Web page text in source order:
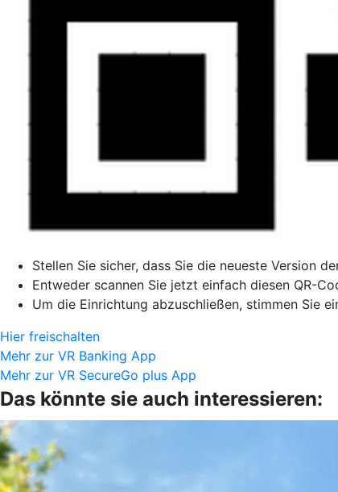
Stellen Sie sicher, dass Sie die neueste Version
Entweder scannen Sie jetzt einfach diesen QR-
Um die Einrichtung abzuschließen, stimmen Sie
Hier freischalten
Mehr zur VR Banking App
Mehr zur VR SecureGo plus App
Das könnte sie auch interessieren: